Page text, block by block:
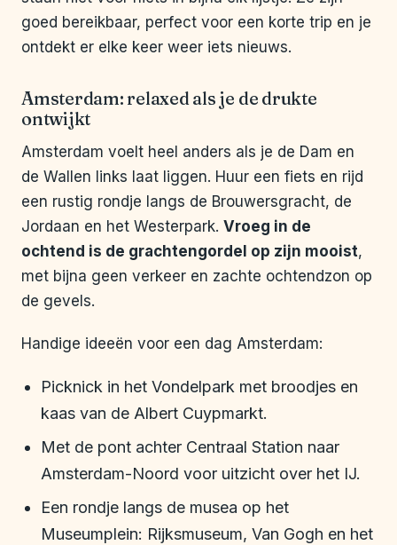
goed bereikbaar, perfect voor een korte trip en je
ontdekt er elke keer weer iets nieuws.
Amsterdam: relaxed als je de drukte
ontwijkt
Amsterdam voelt heel anders als je de Dam en
de Wallen links laat liggen. Huur een fiets en rijd
een rustig rondje langs de Brouwersgracht, de
Jordaan en het Westerpark. Vroeg in de
ochtend is de grachtengordel op zijn mooist,
met bijna geen verkeer en zachte ochtendzon op
de gevels.
Handige ideeën voor een dag Amsterdam:
Picknick in het Vondelpark met broodjes en
kaas van de Albert Cuypmarkt.
Met de pont achter Centraal Station naar
Amsterdam-Noord voor uitzicht over het IJ.
Een rondje langs de musea op het
Museumplein: Rijksmuseum, Van Gogh en het